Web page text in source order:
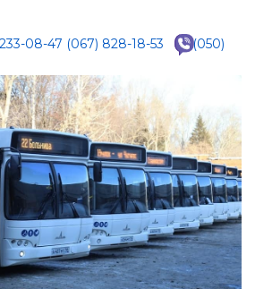
08-47 (067) 828-18-53
(050)